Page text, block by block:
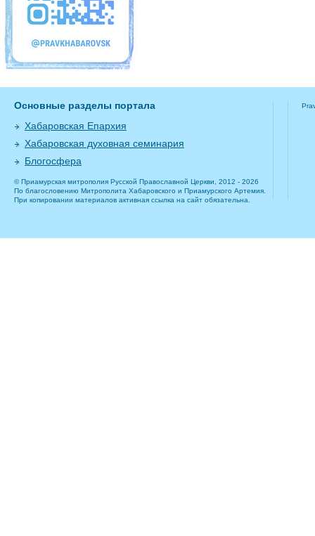
Основные разделы портала
Хабаровская Епархия
Хабаровская духовная семинария
Блогосфера
© Приамурская митрополия Русской Православной Церкви, 2012 - 2026
По благословению Митрополита Хабаровского и Приамурского Артемия.
При копировании материалов активная ссылка на сайт обязательна.